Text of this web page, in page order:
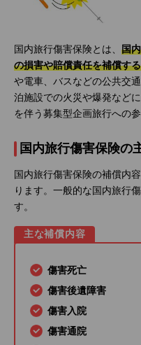
国内旅行傷害保険とは、 国
の損害や賠償責任を補償す
や電車、バスなどの公共交
泊施設での火災や爆発など
を伴う募集型企画旅行への
国内旅行傷害保険の
国内旅行傷害保険の補償内
ります。一般的な国内旅行
す。
主な補償内容
傷害死亡
傷害後遺障害
傷害入院
傷害通院